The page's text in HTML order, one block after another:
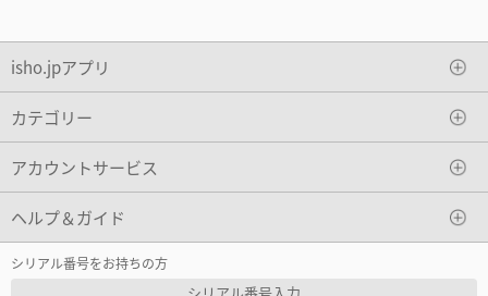
isho.jpアプリ
カテゴリー
アカウントサービス
ヘルプ＆ガイド
シリアル番号をお持ちの方